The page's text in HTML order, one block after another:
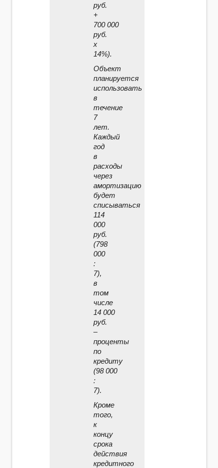
руб.
+
700 000
руб.
х
14%).
Объект
планируется
использовать
в
течение
7
лет.
Каждый
год
в
расходы
через
амортизацию
будет
списываться
114
000
руб.
(798
000
:
7),
в
том
числе
14 000
руб.
–
проценты
по
кредиту
(98 000
:
7).
Кроме
того,
к
концу
срока
действия
кредитного